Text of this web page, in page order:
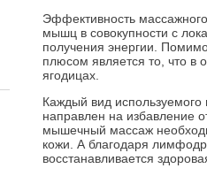
Эффективность
мышц в совокупности с
получения энергии.
плюсом является то, что в
ягодицах.
Каждый вид
направлен на избавление
мышечный массаж
кожи. А благодаря
восстанавливается